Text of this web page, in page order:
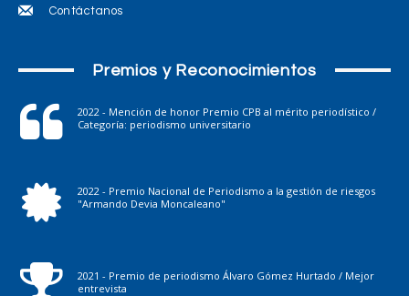
Contáctanos
Premios y Reconocimientos
2022 - Mención de honor Premio CPB al mérito periodístico /
Categoría: periodismo universitario
2022 - Premio Nacional de Periodismo a la gestión de riesgos
"Armando Devia Moncaleano"
2021 - Premio de periodismo Álvaro Gómez Hurtado / Mejor
entrevista